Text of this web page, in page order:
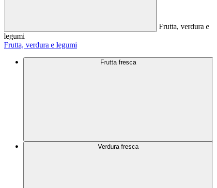
Frutta, verdura e
legumi
Frutta, verdura e legumi
Frutta fresca
Verdura fresca